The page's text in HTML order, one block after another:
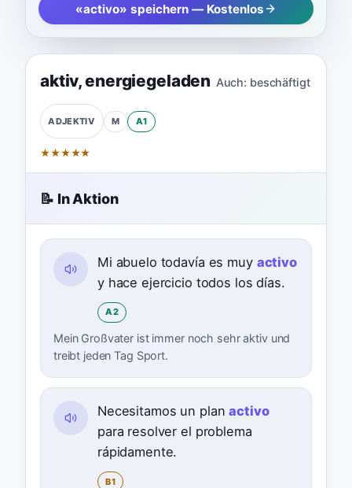
«activo» speichern — Kostenlos
aktiv,energiegeladen Auch: beschäftigt
ADJEKTIV M A1
★★★★★
📝 In Aktion
Mi abuelo todavía es muy activo
y hace ejercicio todos los días.
A2
Mein Großvater ist immer noch sehr aktiv und
treibt jeden Tag Sport.
Necesitamos un planactivo
para resolver el problema
rápidamente.
B1